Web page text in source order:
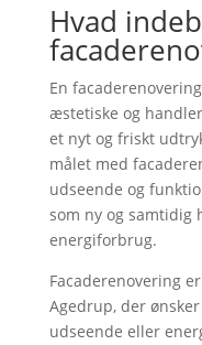
Hvad
En
æstetiske og
et nyt og friskt
målet med
udseende og
som ny og samtidig
energiforbrug.
Facaderenovering
Agedrup, der
udseende eller